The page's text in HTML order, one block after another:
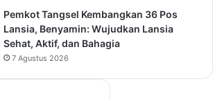
Pemkot Tangsel Kembangkan 36 Pos
Lansia, Benyamin: Wujudkan Lansia
Sehat, Aktif, dan Bahagia
7 Agustus 2026